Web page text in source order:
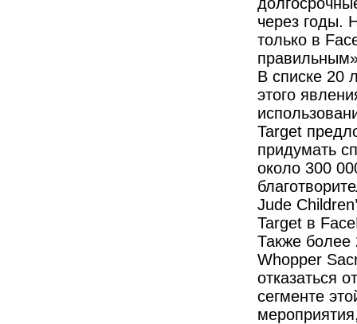
через годы.
только в
В списке 20
этого
Target
придумать
около 300
Jude
Target в
Также более
Whopper
отказаться
сегменте